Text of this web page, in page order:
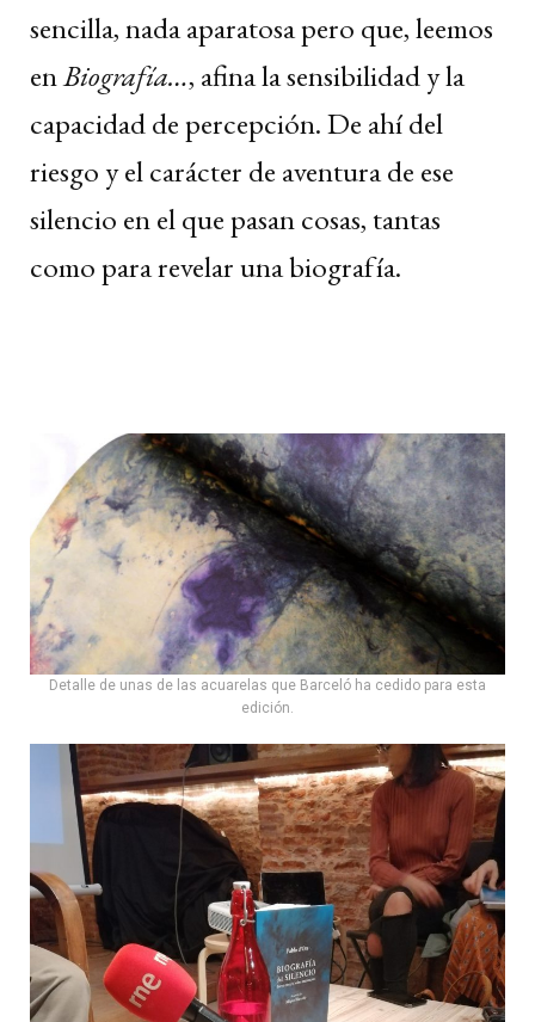
sencilla, nada aparatosa pero que, leemos
enBiografía…, afina la sensibilidad y la
capacidad de percepción. De ahí del
riesgo y el carácter de aventura de ese
silencio en el que pasan cosas, tantas
como para revelar una biografía.
Detalle de unas de las acuarelas que Barceló ha cedido para esta
edición.